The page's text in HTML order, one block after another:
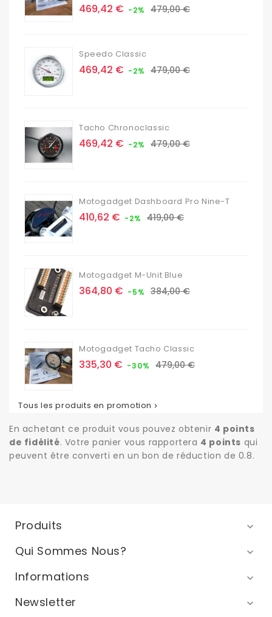
Prix
469,42 € -2% Prix
479,00 €
Speedo Classic
Prix
469,42 € -2% Prix
479,00 €
Tacho Chronoclassic
Prix
469,42 € -2% Prix
479,00 €
Motogadget Dashboard Pro Nine-T
Prix
410,62 € -2% Prix
419,00 €
Motogadget M-Unit Blue
Prix
364,80 € -5% Prix
384,00 €
Motogadget Tacho Classic
Prix
335,30 € -30% Prix
479,00 €
Tous les produits en promotion 
En achetant ce produit vous pouvez obtenir 4 points
de fidélité. Votre panier vous rapportera 4 points qui
peuvent être converti en un bon de réduction de 0.8.
Produits 
Qui Sommes Nous? 
Informations 
Newsletter 